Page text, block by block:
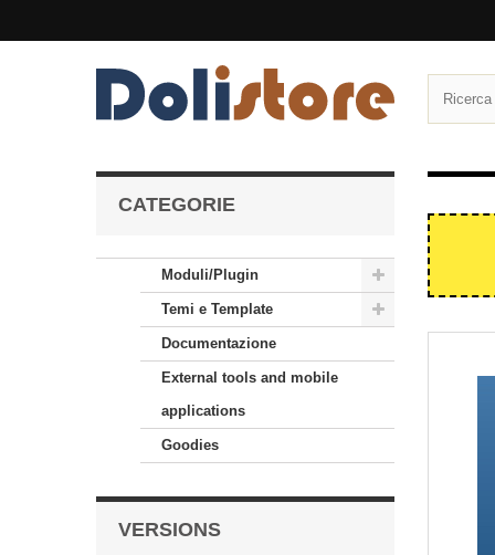
CATEGORIE
Moduli/Plugin
Temi e Template
Documentazione
External tools and mobile
applications
Goodies
VERSIONS